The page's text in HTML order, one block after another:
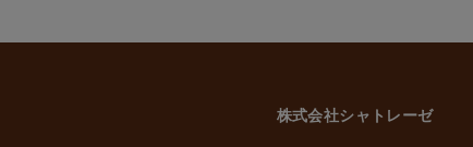
の委託・提供について
株式会社シャトレーゼ